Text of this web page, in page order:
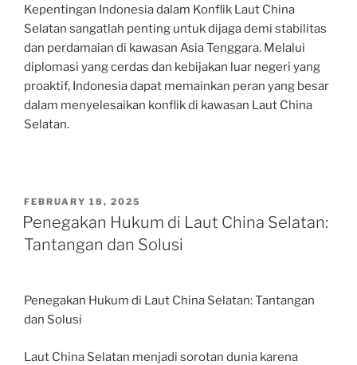
Kepentingan Indonesia dalam Konflik Laut China
Selatan sangatlah penting untuk dijaga demi stabilitas
dan perdamaian di kawasan Asia Tenggara. Melalui
diplomasi yang cerdas dan kebijakan luar negeri yang
proaktif, Indonesia dapat memainkan peran yang besar
dalam menyelesaikan konflik di kawasan Laut China
Selatan.
POSTED
ON
FEBRUARY 18, 2025
Penegakan Hukum di Laut China Selatan:
Tantangan dan Solusi
Penegakan Hukum di Laut China Selatan: Tantangan
dan Solusi
Laut China Selatan menjadi sorotan dunia karena